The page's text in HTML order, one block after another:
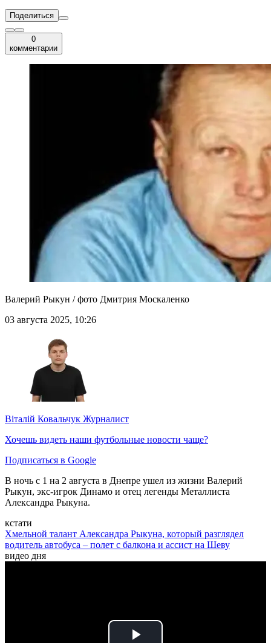
Поделиться
0
комментарии
Валерий Рыкун / фото Дмитрия Москаленко
03 августа 2025, 10:26
Віталій Ковальчук Журналист
Хочешь видеть наши футбольные новости чаще?
Подписаться в Google
В ночь с 1 на 2 августа в Днепре ушел из жизни Валерий
Рыкун, экс-игрок Динамо и отец легенды Металлиста
Александра Рыкуна.
кстати
Хмельной талант Александра Рыкуна, который разглядел
водитель автобуса – полет с балкона и ассист на Шеву
видео дня